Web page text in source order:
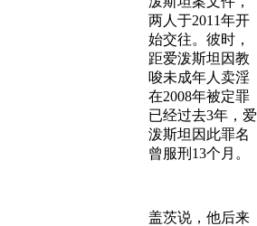
两人于2011年开
始交往。彼时，
距爱泼斯坦因教
唆未成年人卖淫
在2008年被定罪
已经过去3年，爱
泼斯坦因此罪名
曾服刑13个月。
盖茨说，他后来